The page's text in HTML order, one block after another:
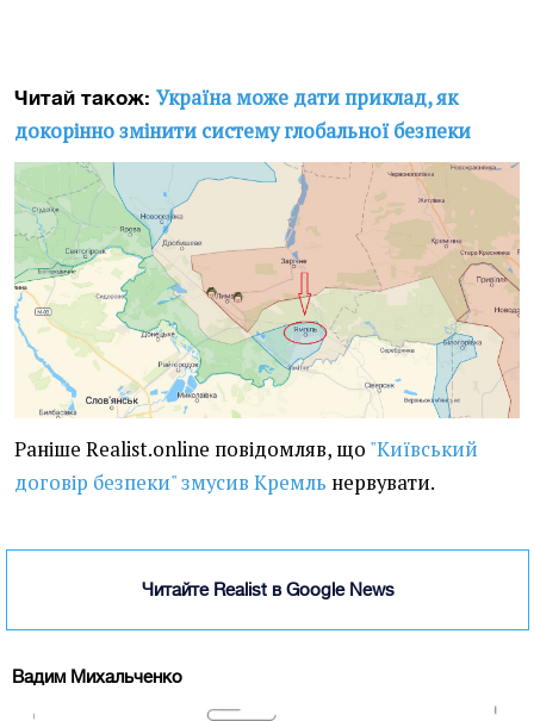
Читай також: Україна може дати приклад, як
докорінно змінити систему глобальної безпеки
Раніше Realist.online повідомляв, що "Київський
договір безпеки" змусив Кремль нервувати.
Читайте Realist в Google News
Вадим Михальченко